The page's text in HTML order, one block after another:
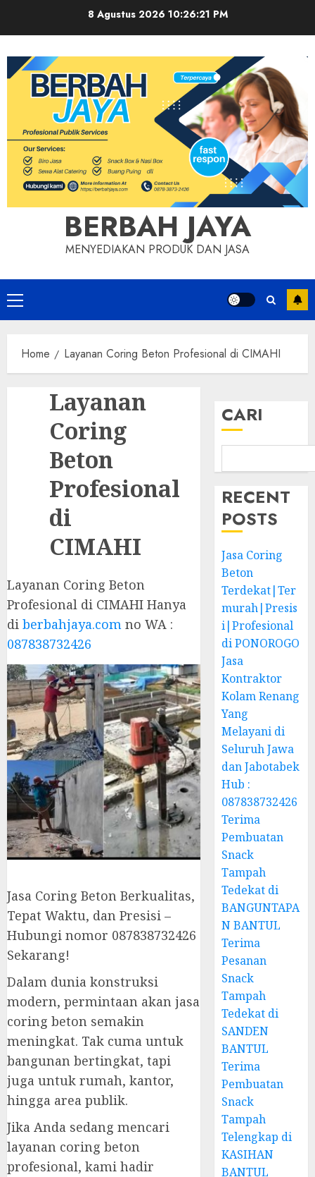
8 Agustus 2026 10:26:22 PM
BERBAH JAYA
MENYEDIAKAN PRODUK DAN JASA
Primary
Menu
Home Layanan Coring Beton Profesional di CIMAHI
Layanan
Coring
Beton
Profesional
di
CIMAHI
Layanan Coring Beton
Profesional di CIMAHI Hanya
di berbahjaya.com no WA :
087838732426
Jasa Coring Beton Berkualitas,
Tepat Waktu, dan Presisi –
Hubungi nomor 087838732426
Sekarang!
Dalam dunia konstruksi
modern, permintaan akan jasa
coring beton semakin
meningkat. Tak cuma untuk
bangunan bertingkat, tapi
juga untuk rumah, kantor,
hingga area publik.
Jika Anda sedang mencari
layanan coring beton
profesional, kami hadir
CARI
RECENT
POSTS
Jasa Coring
Beton
Terdekat|Ter
murah|Presis
i|Profesional
di PONOROGO
Jasa
Kontraktor
Kolam Renang
Yang
Melayani di
Seluruh Jawa
dan Jabotabek
Hub :
087838732426
Terima
Pembuatan
Snack
Tampah
Tedekat di
BANGUNTAPA
N BANTUL
Terima
Pesanan
Snack
Tampah
Tedekat di
SANDEN
BANTUL
Terima
Pembuatan
Snack
Tampah
Telengkap di
KASIHAN
BANTUL